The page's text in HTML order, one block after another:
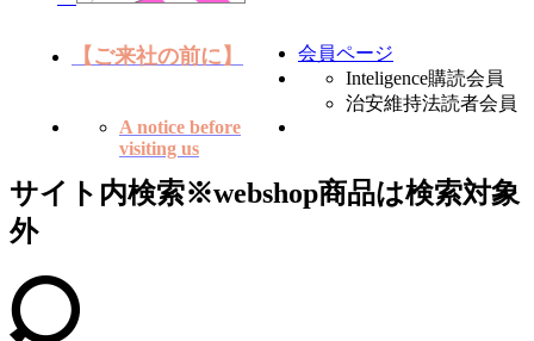
【ご来社の前に】
会員ページ
Inteligence購読会員
治安維持法読者会員
A notice before
visiting us
サイト内検索※webshop商品は検索対象
外